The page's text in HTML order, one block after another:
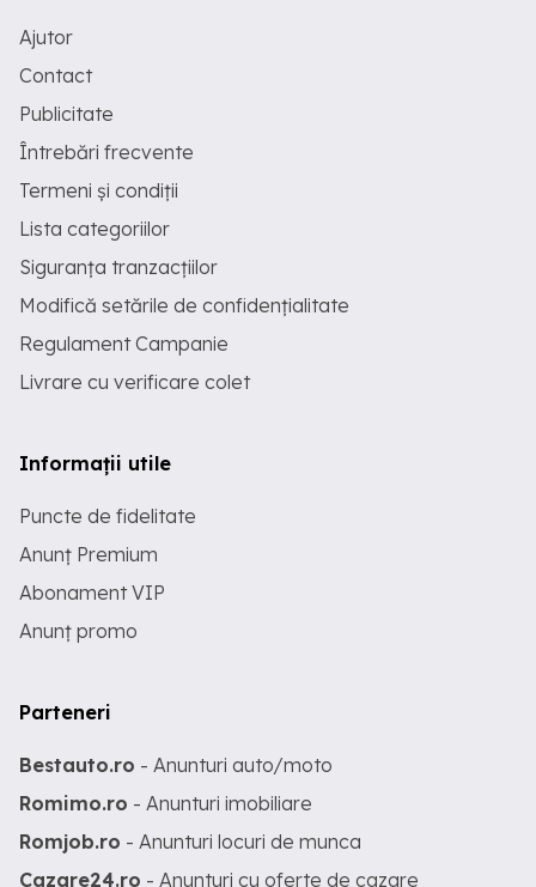
Ajutor
Contact
Publicitate
Întrebări frecvente
Termeni și condiții
Lista categoriilor
Siguranța tranzacțiilor
Modifică setările de confidențialitate
Regulament Campanie
Livrare cu verificare colet
Informații utile
Puncte de fidelitate
Anunț Premium
Abonament VIP
Anunț promo
Parteneri
Bestauto.ro - Anunturi auto/moto
Romimo.ro - Anunturi imobiliare
Romjob.ro - Anunturi locuri de munca
Cazare24.ro - Anunturi cu oferte de cazare